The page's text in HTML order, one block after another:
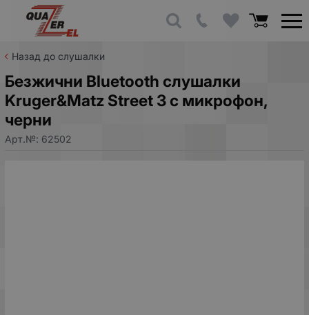
Назад до слушалки
Безжични Bluetooth слушалки
Kruger&Matz Street 3 с микрофон,
черни
Арт.№: 62502